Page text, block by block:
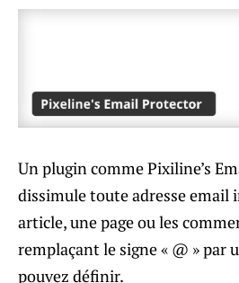
Un plugin comme Pixiline’s
dissimule toute adresse email
article, une page ou les
remplaçant le signe « @ » par
pouvez définir.